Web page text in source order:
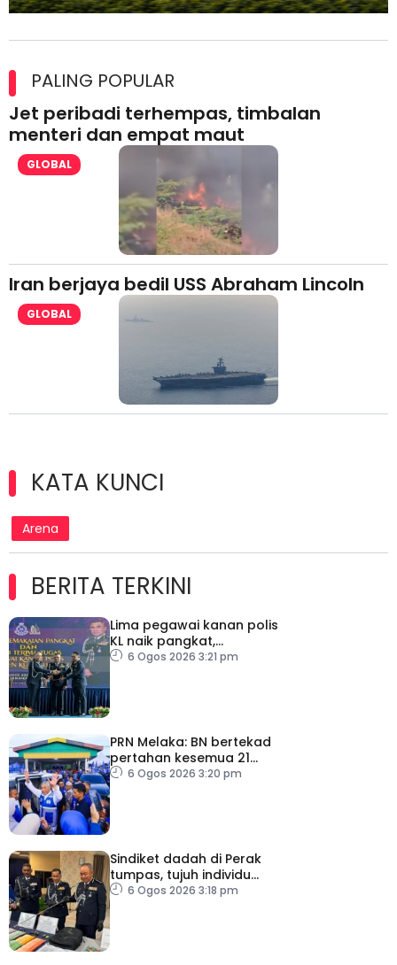
lesen separuh pertama 2026
PALING POPULAR
Jet peribadi terhempas, timbalan
menteri dan empat maut
GLOBAL
Iran berjaya bedil USS Abraham Lincoln
GLOBAL
KATA KUNCI
Arena
BERITA TERKINI
Lima pegawai kanan polis
KL naik pangkat,
perkukuh kepimpinan
6 Ogos 2026 3:21 pm
PRN Melaka: BN bertekad
pertahan kesemua 21
kerusi, terbuka sebarang
6 Ogos 2026 3:20 pm
Sindiket dadah di Perak
tumpas, tujuh individu
ditahan
6 Ogos 2026 3:18 pm